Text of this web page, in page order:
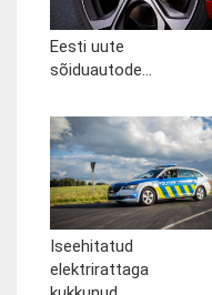
Eesti uute
sõiduautode...
Iseehitatud
elektrirattaga